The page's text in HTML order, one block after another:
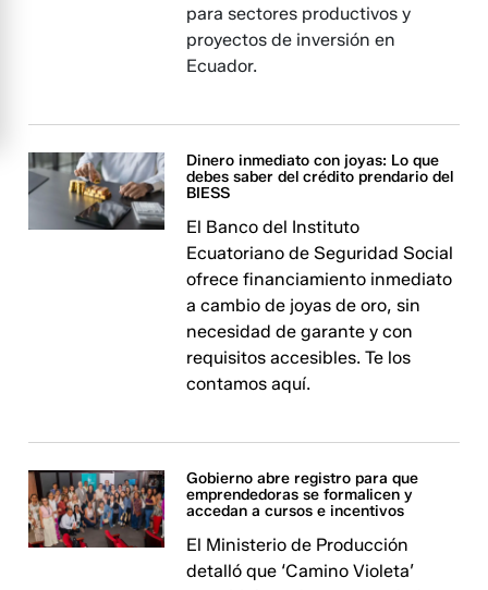
para sectores productivos y
proyectos de inversión en
Ecuador.
Dinero inmediato con joyas: Lo que
debes saber del crédito prendario del
BIESS
El Banco del Instituto
Ecuatoriano de Seguridad Social
ofrece financiamiento inmediato
a cambio de joyas de oro, sin
necesidad de garante y con
requisitos accesibles. Te los
contamos aquí.
Gobierno abre registro para que
emprendedoras se formalicen y
accedan a cursos e incentivos
El Ministerio de Producción
detalló que ‘Camino Violeta’